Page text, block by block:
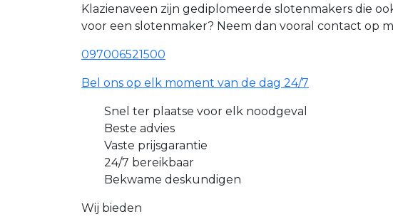
Klazienaveen zijn gediplomeerde slotenmakers die
voor een slotenmaker? Neem dan vooral contact op
097006521500
Bel ons op elk moment van de dag 24/7
Snel ter plaatse voor elk noodgeval
Beste advies
Vaste prijsgarantie
24/7 bereikbaar
Bekwame deskundigen
Wij bieden